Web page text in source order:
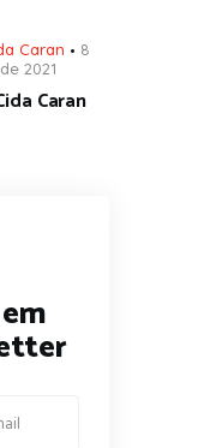
Caran
8
2021
Caran